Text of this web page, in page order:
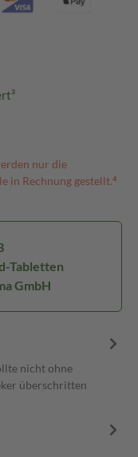
nur die
in Rechnung gestellt.⁴
Tabletten
GmbH
nicht ohne
überschritten